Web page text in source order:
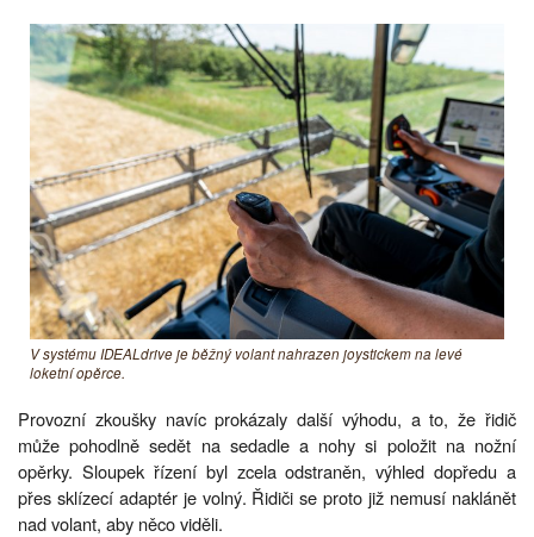
V systému IDEALdrive je běžný volant nahrazen joystickem na levé
loketní opěrce.
Provozní zkoušky navíc prokázaly další výhodu, a to, že řidič
může pohodlně sedět na sedadle a nohy si položit na nožní
opěrky. Sloupek řízení byl zcela odstraněn, výhled dopředu a
přes sklízecí adaptér je volný. Řidiči se proto již nemusí naklánět
nad volant, aby něco viděli.